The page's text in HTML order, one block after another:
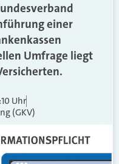
einer
Umfrage liegt
Uhr
(GKV)